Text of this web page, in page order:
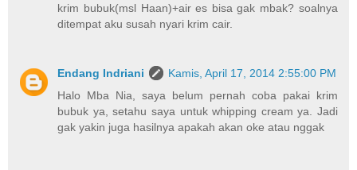
krim bubuk(msl Haan)+air es bisa gak mbak? soalnya
ditempat aku susah nyari krim cair.
Endang Indriani
Kamis, April 17, 2014 2:55:00 PM
Halo Mba Nia, saya belum pernah coba pakai krim
bubuk ya, setahu saya untuk whipping cream ya. Jadi
gak yakin juga hasilnya apakah akan oke atau nggak